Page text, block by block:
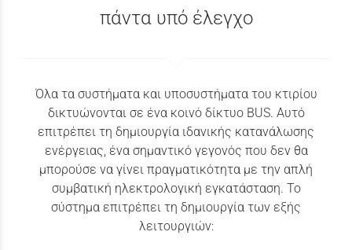
πάντα υπό έλεγχο
Όλα τα συστήματα και υποσυστήματα του κτιρίου
δικτυώνονται σε ένα κοινό δίκτυο BUS. Αυτό
επιτρέπει τη δημιουργία ιδανικής κατανάλωσης
ενέργειας, ένα σημαντικό γεγονός που δεν θα
μπορούσε να γίνει πραγματικότητα με την απλή
συμβατική ηλεκτρολογική εγκατάσταση. Το
σύστημα επιτρέπει τη δημιουργία των εξής
λειτουργιών: